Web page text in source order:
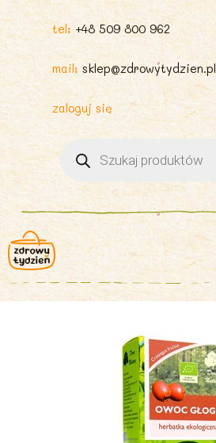
tel: +48 509 800 962
mail: sklep@zdrowytydzien.pl
zaloguj się
produktów